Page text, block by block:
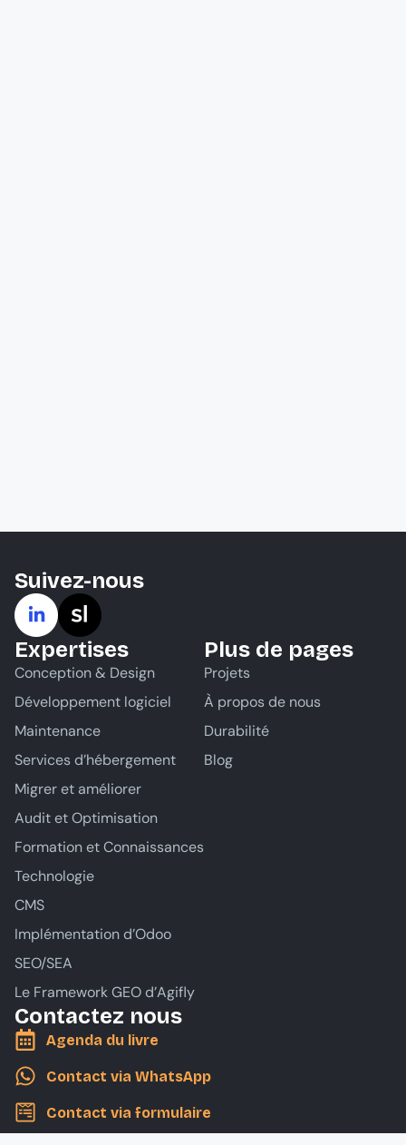
Suivez-nous
Expertises
Conception & Design
Développement logiciel
Maintenance
Services d’hébergement
Migrer et améliorer
Audit et Optimisation
Formation et Connaissances
Technologie
CMS
Implémentation d’Odoo
SEO/SEA
Le Framework GEO d’Agifly
Plus de pages
Projets
À propos de nous
Durabilité
Blog
Contactez nous
Agenda du livre
Contact via WhatsApp
Contact via formulaire